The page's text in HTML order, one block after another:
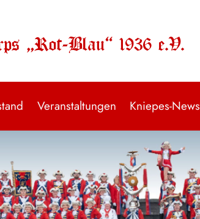
„Rot-Blau“ 1936 e.V.
Veranstaltungen Kniepes-News